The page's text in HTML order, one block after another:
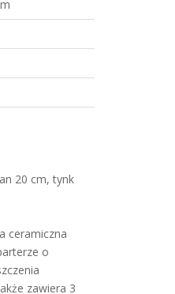
20 cm, tynk
ceramiczna
o
zawiera 3